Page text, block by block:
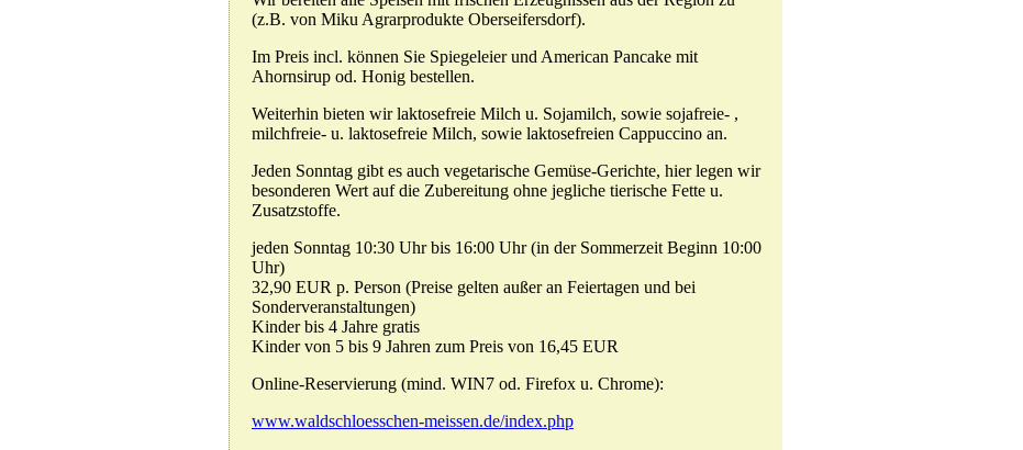
(z.B. von Miku Agrarprodukte Oberseifersdorf).
Im Preis incl. können Sie Spiegeleier und American Pancake mit
Ahornsirup od. Honig bestellen.
Weiterhin bieten wir laktosefreie Milch u. Sojamilch, sowie sojafreie- ,
milchfreie- u. laktosefreie Milch, sowie laktosefreien Cappuccino an.
Jeden Sonntag gibt es auch vegetarische Gemüse-Gerichte, hier legen wir
besonderen Wert auf die Zubereitung ohne jegliche tierische Fette u.
Zusatzstoffe.
jeden Sonntag 10:30 Uhr bis 16:00 Uhr (in der Sommerzeit Beginn 10:00
Uhr)
32,90 EUR p. Person (Preise gelten außer an Feiertagen und bei
Sonderveranstaltungen)
Kinder bis 4 Jahre gratis
Kinder von 5 bis 9 Jahren zum Preis von 16,45 EUR
Online-Reservierung (mind. WIN7 od. Firefox u. Chrome):
www.waldschloesschen-meissen.de/index.php